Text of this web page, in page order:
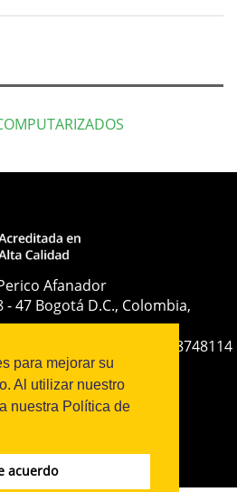
para mejorar su
Al utilizar nuestro
nuestra Política de
acuerdo
Afanador
47 Bogotá D.C., Colombia,
+57 316 8748114